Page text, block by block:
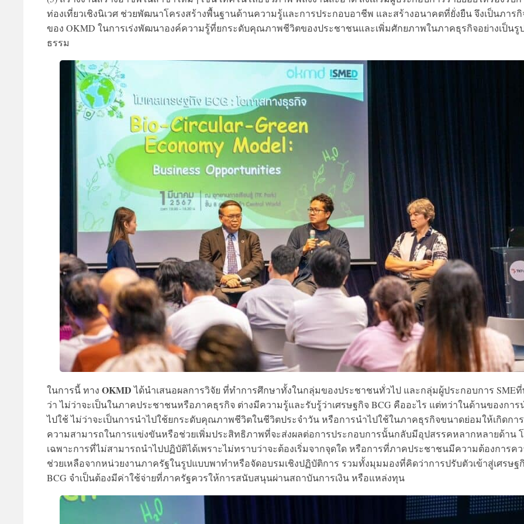
ท่องเที่ยวเชิงนิเวศ ช่วยพัฒนาโครงสร้างพื้นฐานด้านความรู้และการประกอบอาชีพ และสร้างอนาคตที่ยั่งยืน จึงเป็นภารกิ
ของ OKMD ในการเร่งพัฒนาองค์ความรู้ที่ยกระดับคุณภาพชีวิตของประชาชนและเพิ่มศักยภาพในภาคธุรกิจอย่างเป็นรู
ธรรม
ในการนี้ ทาง OKMDได้นำเสนอผลการวิจัย ที่ทำการศึกษาทั้งในกลุ่มของประชาชนทั่วไป และกลุ่มผู้ประกอบการ SME
ว่า ไม่ว่าจะเป็นในภาคประชาชนหรือภาคธุรกิจ ต่างมีความรู้และรับรู้ว่าเศรษฐกิจ BCG คืออะไร แต่ทว่าในด้านของการ
ไปใช้ ไม่ว่าจะเป็นการนำไปใช้ยกระดับคุณภาพชีวิตในชีวิตประจำวัน หรือการนำไปใช้ในภาคธุรกิจขนาดย่อมให้เกิดการ
ความสามารถในการแข่งขันหรือช่วยเพิ่มประสิทธิภาพที่จะส่งผลต่อการประกอบการนั้นกลับมีอุปสรรคหลากหลายด้าน
เฉพาะการที่ไม่สามารถนำไปปฏิบัติได้เพราะไม่ทราบว่าจะต้องเริ่มจากจุดใด หรือการที่ภาคประชาชนมีความต้องการค
ช่วยเหลือจากหน่วยงานภาครัฐในรูปแบบพาทำหรือจัดอบรมเชิงปฏิบัติการ รวมทั้งมุมมองที่คิดว่าการปรับตัวเข้าสู่เศรษฐ
BCG จำเป็นต้องมีค่าใช้จ่ายที่ภาครัฐควรให้การสนับสนุนผ่านสถาบันการเงิน หรือแหล่งทุน